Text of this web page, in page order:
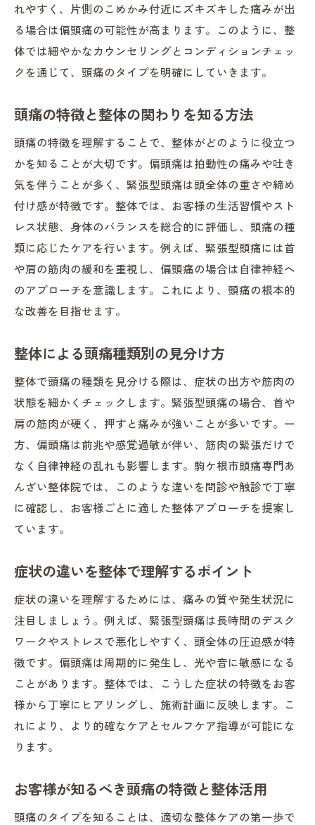
れやすく、片側のこめかみ付近にズキズキした痛みが出
る場合は偏頭痛の可能性が高まります。このように、整
体では細やかなカウンセリングとコンディションチェッ
クを通じて、頭痛のタイプを明確にしていきます。
頭痛の特徴と整体の関わりを知る方法
頭痛の特徴を理解することで、整体がどのように役立つ
かを知ることが大切です。偏頭痛は拍動性の痛みや吐き
気を伴うことが多く、緊張型頭痛は頭全体の重さや締め
付け感が特徴です。整体では、お客様の生活習慣やスト
レス状態、身体のバランスを総合的に評価し、頭痛の種
類に応じたケアを行います。例えば、緊張型頭痛には首
や肩の筋肉の緩和を重視し、偏頭痛の場合は自律神経へ
のアプローチを意識します。これにより、頭痛の根本的
な改善を目指せます。
整体による頭痛種類別の見分け方
整体で頭痛の種類を見分ける際は、症状の出方や筋肉の
状態を細かくチェックします。緊張型頭痛の場合、首や
肩の筋肉が硬く、押すと痛みが強いことが多いです。一
方、偏頭痛は前兆や感覚過敏が伴い、筋肉の緊張だけで
なく自律神経の乱れも影響します。駒ケ根市頭痛専門あ
んざい整体院では、このような違いを問診や触診で丁寧
に確認し、お客様ごとに適した整体アプローチを提案し
ています。
症状の違いを整体で理解するポイント
症状の違いを理解するためには、痛みの質や発生状況に
注目しましょう。例えば、緊張型頭痛は長時間のデスク
ワークやストレスで悪化しやすく、頭全体の圧迫感が特
徴です。偏頭痛は周期的に発生し、光や音に敏感になる
ことがあります。整体では、こうした症状の特徴をお客
様から丁寧にヒアリングし、施術計画に反映します。こ
れにより、より的確なケアとセルフケア指導が可能にな
ります。
お客様が知るべき頭痛の特徴と整体活用
頭痛のタイプを知ることは、適切な整体ケアの第一歩で